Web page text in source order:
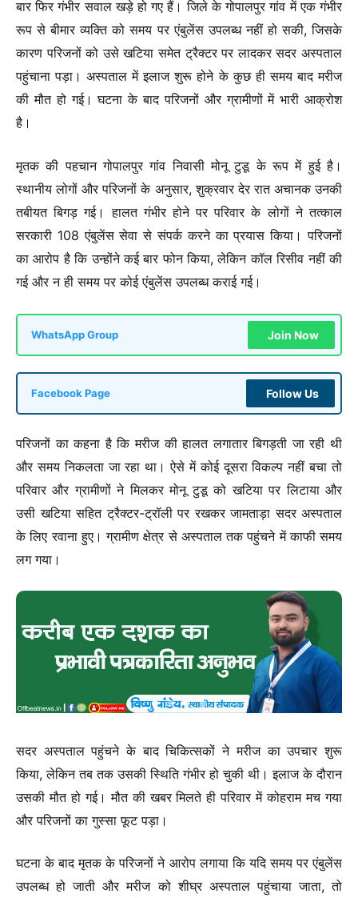
बार फिर गंभीर सवाल खड़े हो गए हैं। जिले के गोपालपुर गांव में एक गंभीर
रूप से बीमार व्यक्ति को समय पर एंबुलेंस उपलब्ध नहीं हो सकी, जिसके
कारण परिजनों को उसे खटिया समेत ट्रैक्टर पर लादकर सदर अस्पताल
पहुंचाना पड़ा। अस्पताल में इलाज शुरू होने के कुछ ही समय बाद मरीज
की मौत हो गई। घटना के बाद परिजनों और ग्रामीणों में भारी आक्रोश
है।
मृतक की पहचान गोपालपुर गांव निवासी मोनू टुडू के रूप में हुई है।
स्थानीय लोगों और परिजनों के अनुसार, शुक्रवार देर रात अचानक उनकी
तबीयत बिगड़ गई। हालत गंभीर होने पर परिवार के लोगों ने तत्काल
सरकारी 108 एंबुलेंस सेवा से संपर्क करने का प्रयास किया। परिजनों
का आरोप है कि उन्होंने कई बार फोन किया, लेकिन कॉल रिसीव नहीं की
गई और न ही समय पर कोई एंबुलेंस उपलब्ध कराई गई।
WhatsApp Group Join Now
Facebook Page Follow Us
परिजनों का कहना है कि मरीज की हालत लगातार बिगड़ती जा रही थी
और समय निकलता जा रहा था। ऐसे में कोई दूसरा विकल्प नहीं बचा तो
परिवार और ग्रामीणों ने मिलकर मोनू टुडू को खटिया पर लिटाया और
उसी खटिया सहित ट्रैक्टर-ट्रॉली पर रखकर जामताड़ा सदर अस्पताल
के लिए रवाना हुए। ग्रामीण क्षेत्र से अस्पताल तक पहुंचने में काफी समय
लग गया।
सदर अस्पताल पहुंचने के बाद चिकित्सकों ने मरीज का उपचार शुरू
किया, लेकिन तब तक उसकी स्थिति गंभीर हो चुकी थी। इलाज के दौरान
उसकी मौत हो गई। मौत की खबर मिलते ही परिवार में कोहराम मच गया
और परिजनों का गुस्सा फूट पड़ा।
घटना के बाद मृतक के परिजनों ने आरोप लगाया कि यदि समय पर एंबुलेंस
उपलब्ध हो जाती और मरीज को शीघ्र अस्पताल पहुंचाया जाता, तो